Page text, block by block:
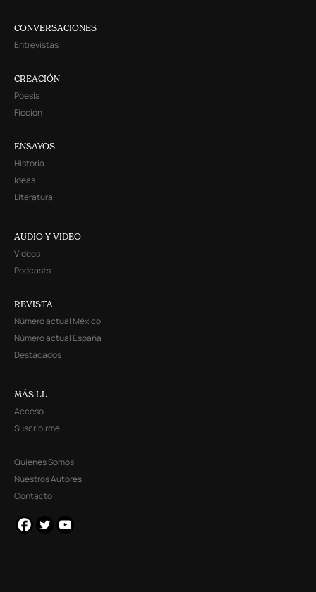
CONVERSACIONES
Entrevistas
CREACIÓN
Poesía
Ficción
ENSAYOS
Historia
Ideas
Literatura
AUDIO Y VIDEO
Videos
Podcasts
REVISTA
Número actual México
Número actual España
Destacados
MÁS LL
Acceso
Suscribirme
Quienes Somos
Nuestros Autores
Contacto